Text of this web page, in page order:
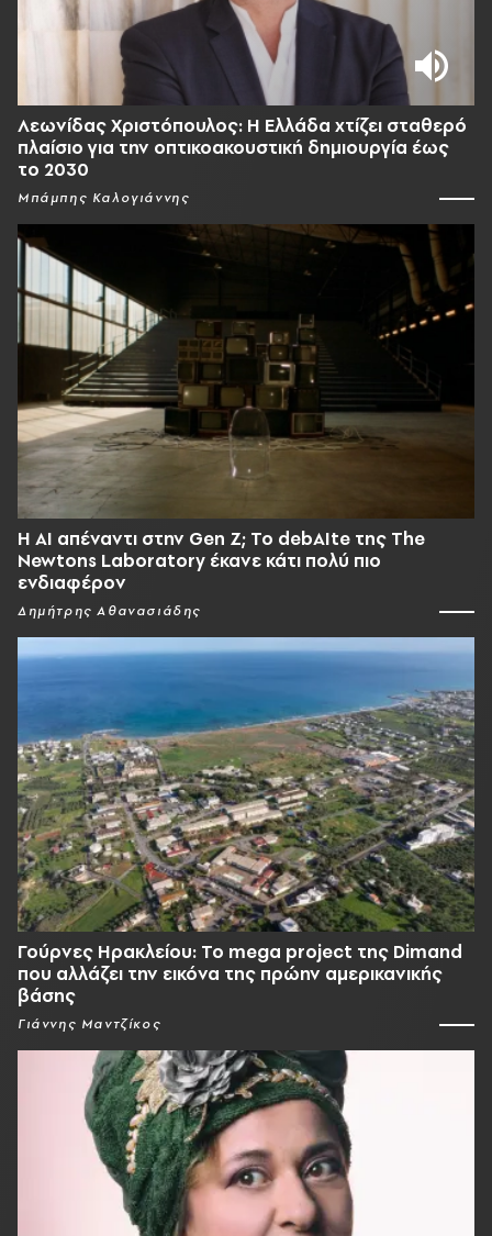
Λεωνίδας Χριστόπουλος: Η Ελλάδα χτίζει σταθερό
πλαίσιο για την οπτικοακουστική δημιουργία έως
το 2030
Μπάμπης Καλογιάννης
Η AI απέναντι στην Gen Z; Το debAIte της The
Newtons Laboratory έκανε κάτι πολύ πιο
ενδιαφέρον
Δημήτρης Αθανασιάδης
Γούρνες Ηρακλείου: To mega project της Dimand
που αλλάζει την εικόνα της πρώην αμερικανικής
βάσης
Γιάννης Μαντζίκος